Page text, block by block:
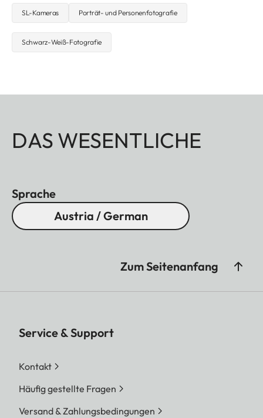
SL-Kameras Porträt- und Personenfotografie
Schwarz-Weiß-Fotografie
DAS WESENTLICHE
Sprache
Austria / German
Zum Seitenanfang
Service & Support
Kontakt
Häufig gestellte Fragen
Versand & Zahlungsbedingungen